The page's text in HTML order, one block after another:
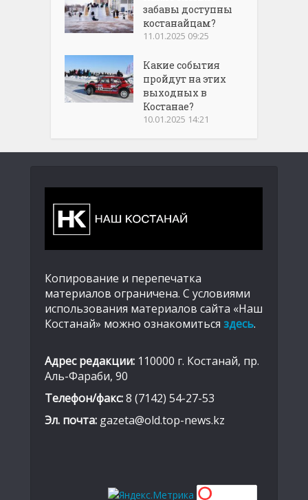
забавы доступны
костанайцам?
11.01.2025 09:25
Какие события
пройдут на этих
выходных в
Костанае?
10.01.2025 14:21
Копирование и перепечатка
материалов ограничена. С условиями
использования материалов сайта «Наш
Костанай» можно ознакомиться здесь.
Адрес редакции: 110000 г. Костанай, пр.
Аль-Фараби, 90
Телефон/факс:8 (7142) 54-27-53
Эл. почта: gazeta@old.top-news.kz